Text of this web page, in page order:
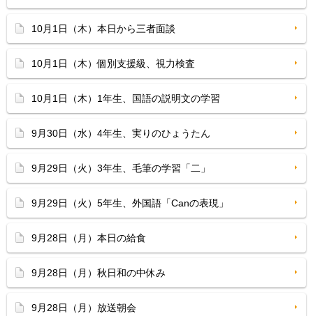
10月1日（木）本日から三者面談
10月1日（木）個別支援級、視力検査
10月1日（木）1年生、国語の説明文の学習
9月30日（水）4年生、実りのひょうたん
9月29日（火）3年生、毛筆の学習「二」
9月29日（火）5年生、外国語「Canの表現」
9月28日（月）本日の給食
9月28日（月）秋日和の中休み
9月28日（月）放送朝会